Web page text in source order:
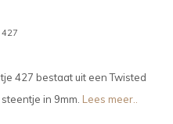
427
427 bestaat uit een Twisted
in 9mm. Lees meer..